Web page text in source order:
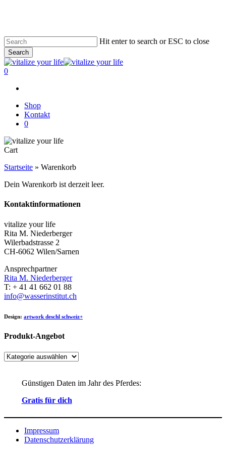
content
Hit enter to search or ESC to close
Search
Close
Search
0
Shop
Kontakt
0
CartClose
Startseite » Warenkorb
Dein Warenkorb ist derzeit leer.
Kontaktinformationen
vitalize your life
Rita M. Niederberger
Wilerbadstrasse 2
CH-6062 Wilen/Sarnen
Ansprechpartner
Rita M. Niederberger
T: + 41 41 662 01 88
info@wasserinstitut.ch
Design: artwork deschl schweiz+
Produkt-Angebot
Günstigen Daten im Jahr des Pferdes:
Gratis für dich
Impressum
Datenschutzerklärung